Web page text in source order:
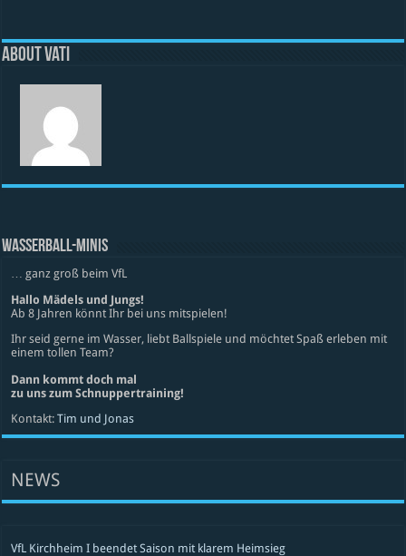
About vati
WASSERBALL-MINIS
… ganz groß beim VfL
Hallo Mädels und Jungs!
Ab 8 Jahren könnt Ihr bei uns mitspielen!
Ihr seid gerne im Wasser, liebt Ballspiele und möchtet Spaß erleben mit
einem tollen Team?
Dann kommt doch mal
zu uns zum Schnuppertraining!
Kontakt:Tim und Jonas
NEWS
VfL Kirchheim I beendet Saison mit klarem Heimsieg